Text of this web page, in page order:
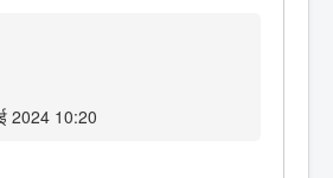
2024 10:20